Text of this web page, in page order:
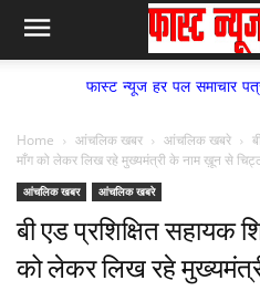
फास्ट न्यूज हर पल समाचार पत्र,
Home आंचलिक खबर आंचलिक खबरे
माँग को लेकर लिख रहे मुख्यमंत्री के नाम ख़ून से
आंचलिक खबर आंचलिक खबरे
बी एड प्रशिक्षित सहायक
को लेकर लिख रहे